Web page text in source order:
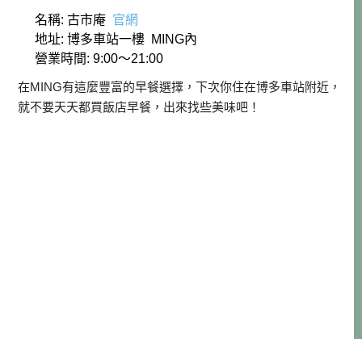
名稱: 古市庵 官網
地址: 博多車站一樓 MING內
營業時間: 9:00～21:00
在MING有這麼豐富的早餐選擇，下次你住在博多車站附近，
就不要天天都買飯店早餐，出來找些美味吧！